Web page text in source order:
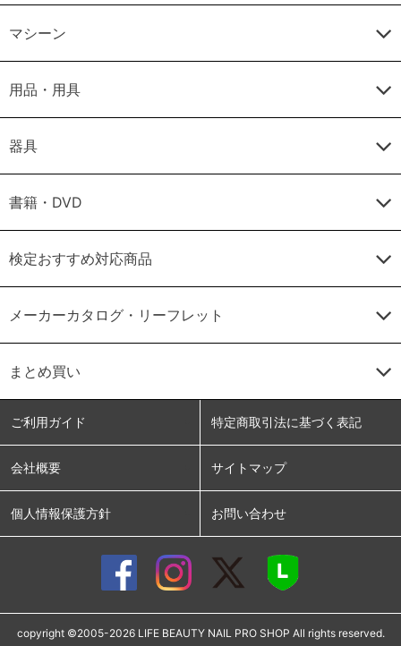
マシーン
用品・用具
器具
書籍・DVD
検定おすすめ対応商品
メーカーカタログ・リーフレット
まとめ買い
ご利用ガイド 特定商取引法に基づく表記
会社概要 サイトマップ
個人情報保護方針 お問い合わせ
copyright ©2005-2026 LIFE BEAUTY NAIL PRO SHOP All rights reserved.